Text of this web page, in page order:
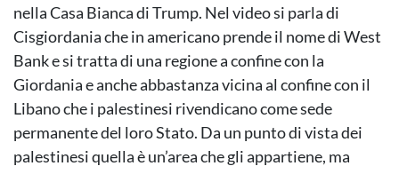
nella Casa Bianca di Trump. Nel video si parla di
Cisgiordania che in americano prende il nome di West
Bank e si tratta di una regione a confine con la
Giordania e anche abbastanza vicina al confine con il
Libano che i palestinesi rivendicano come sede
permanente del loro Stato. Da un punto di vista dei
palestinesi quella è un’area che gli appartiene, ma